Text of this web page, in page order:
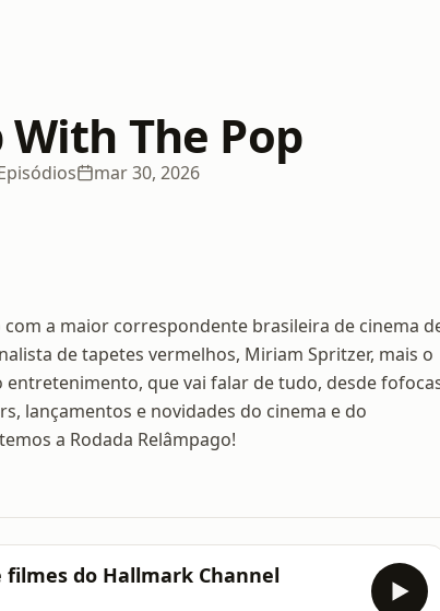
The Pop
mar 30, 2026
a maior correspondente brasileira de cinema
de tapetes vermelhos, Miriam Spritzer, mais o
que vai falar de tudo, desde
lançamentos e novidades do cinema e do
a Rodada Relâmpago!
do Hallmark Channel